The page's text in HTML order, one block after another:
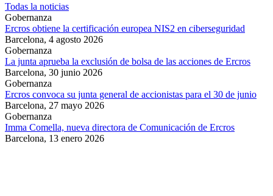
Todas la noticias
Gobernanza
Ercros obtiene la certificación europea NIS2 en ciberseguridad
Barcelona, 4 agosto 2026
Gobernanza
La junta aprueba la exclusión de bolsa de las acciones de Ercros
Barcelona, 30 junio 2026
Gobernanza
Ercros convoca su junta general de accionistas para el 30 de junio
Barcelona, 27 mayo 2026
Gobernanza
Imma Comella, nueva directora de Comunicación de Ercros
Barcelona, 13 enero 2026